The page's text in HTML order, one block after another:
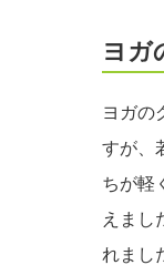
ヨガ
ヨガの
すが、
ちが軽
えまし
れまし